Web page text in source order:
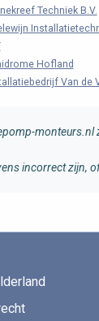
Techniek B.V.
Hofland
Van de
monteurs.nl
incorrect zijn,